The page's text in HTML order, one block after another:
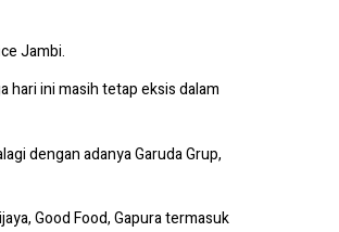
Jambi.
hari ini masih tetap eksis dalam
dengan adanya Garuda Grup,
Good Food, Gapura termasuk